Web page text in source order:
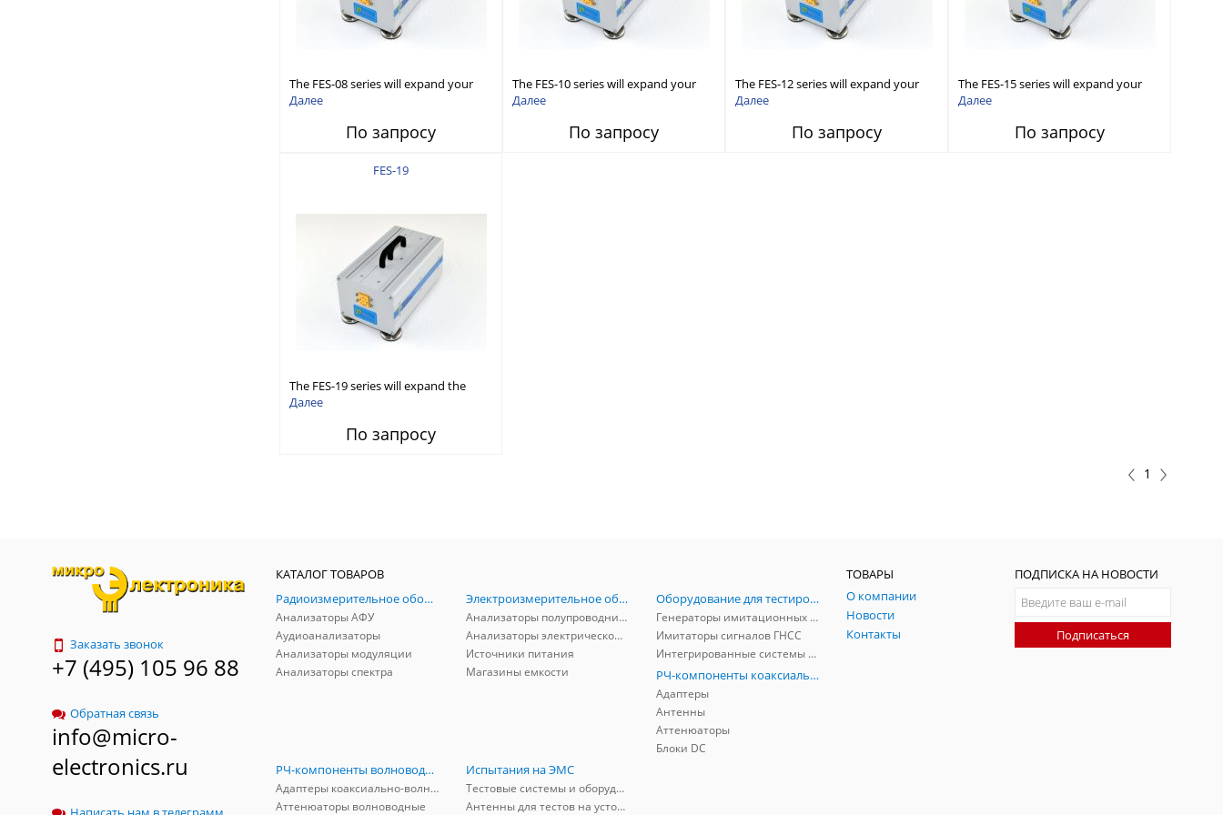
The FES-08 series will expand your
existing microwave Signal Generator
in WR08 (90-140GHz).
Далее
По запросу
The FES-10 series will expand your
existing microwave Signal Generator
in WR10 (75-110GHz).
Далее
По запросу
The FES-12 series will expand your
existing microwave Signal Generator
in WR12 (60-90GHz).
Далее
По запросу
The FES-15 series will expand your
existing microwave Signal Generator
in WR15 (50- 75GHz).
Далее
По запросу
FES-19
The FES-19 series will expand the
frequency of your existing microwave
Далее
По запросу
1
Заказать звонок
+7 (495) 105 96 88
Обратная связь
info@micro-
electronics.ru
КАТАЛОГ ТОВАРОВ
Радиоизмерительное оборудование
Анализаторы АФУ
Аудиоанализаторы
Анализаторы модуляции
Анализаторы спектра
Электроизмерительное оборудование
Анализаторы полупроводников
Анализаторы электрической мощности
Источники питания
Магазины емкости
Оборудование для тестирования и симуляции ГНСС
Генераторы имитационных и заградительных помех
Имитаторы сигналов ГНСС
Интегрированные системы защиты от ГНСС-помех
РЧ-компоненты коаксиальные
Адаптеры
Антенны
Аттенюаторы
Блоки DC
РЧ-компоненты волноводные
Адаптеры коаксиально-волноводные
Аттенюаторы волноводные
Испытания на ЭМС
Тестовые системы и оборудование
Антенны для тестов на устойчивость к ЭМП
ТОВАРЫ
О компании
Новости
Контакты
ПОДПИСКА НА НОВОСТИ
Подписаться